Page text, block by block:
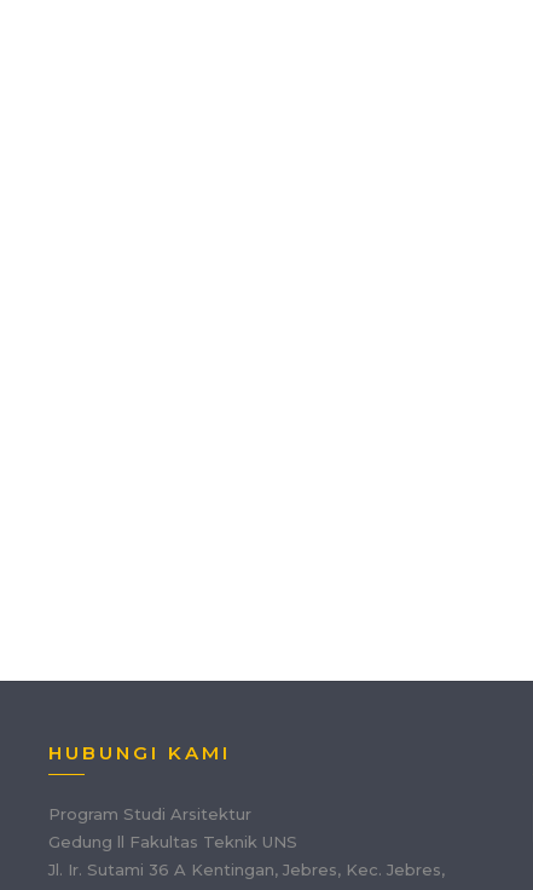
HUBUNGI KAMI
Program Studi Arsitektur
Gedung ll Fakultas Teknik UNS
Jl. Ir. Sutami 36 A Kentingan, Jebres, Kec. Jebres,